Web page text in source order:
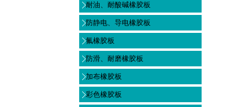
耐油、耐酸碱橡胶板
防静电、导电橡胶板
氟橡胶板
防滑、耐磨橡胶板
加布橡胶板
彩色橡胶板